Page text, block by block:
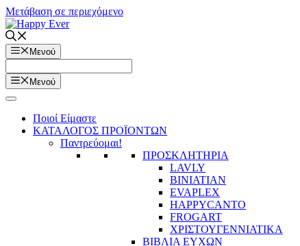
Μετάβαση σε περιεχόμενο
Μενού
Μενού
Ποιοί Είμαστε
ΚΑΤΑΛΟΓΟΣ ΠΡΟΪΟΝΤΩΝ
Παντρεύομαι!
ΠΡΟΣΚΛΗΤΗΡΙΑ
LAVLY
BINIATIAN
EVAPLEX
HAPPYCANTO
FROGART
ΧΡΙΣΤΟΥΓΕΝΝΙΑΤΙΚΑ
ΒΙΒΛΙΑ ΕΥΧΩΝ